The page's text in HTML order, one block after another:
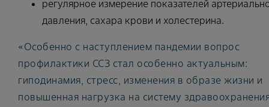
регулярное измерение показателей
давления, сахара крови и холестерина.
«Особенно с наступлением пандемии вопрос
профилактики ССЗ стал особенно актуальным:
гиподинамия, стресс, изменения в образе жизни и
повышенная нагрузка на систему